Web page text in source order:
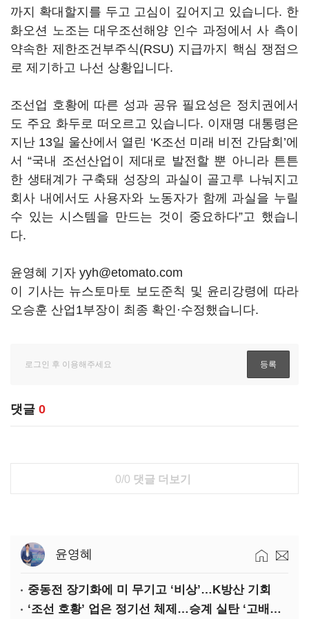
까지 확대할지를 두고 고심이 깊어지고 있습니다. 한
화오션 노조는 대우조선해양 인수 과정에서 사 측이
약속한 제한조건부주식(RSU) 지급까지 핵심 쟁점으
로 제기하고 나선 상황입니다.
조선업 호황에 따른 성과 공유 필요성은 정치권에서
도 주요 화두로 떠오르고 있습니다. 이재명 대통령은
지난 13일 울산에서 열린 ‘K조선 미래 비전 간담회’에
서 “국내 조선산업이 제대로 발전할 뿐 아니라 튼튼
한 생태계가 구축돼 성장의 과실이 골고루 나눠지고
회사 내에서도 사용자와 노동자가 함께 과실을 누릴
수 있는 시스템을 만드는 것이 중요하다”고 했습니
다.
윤영혜 기자 yyh@etomato.com
이 기사는 뉴스토마토 보도준칙 및 윤리강령에 따라
오승훈 산업1부장이 최종 확인·수정했습니다.
댓글 0
0/0 댓글 더보기
윤영혜
중동전 장기화에 미 무기고 ‘비상’…K방산 기회
‘조선 호황’ 업은 정기선 체제…승계 실탄 ‘고배당’ 주목